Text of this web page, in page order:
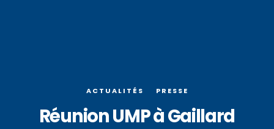
ACTUALITÉS PRESSE
Réunion UMP à Gaillard